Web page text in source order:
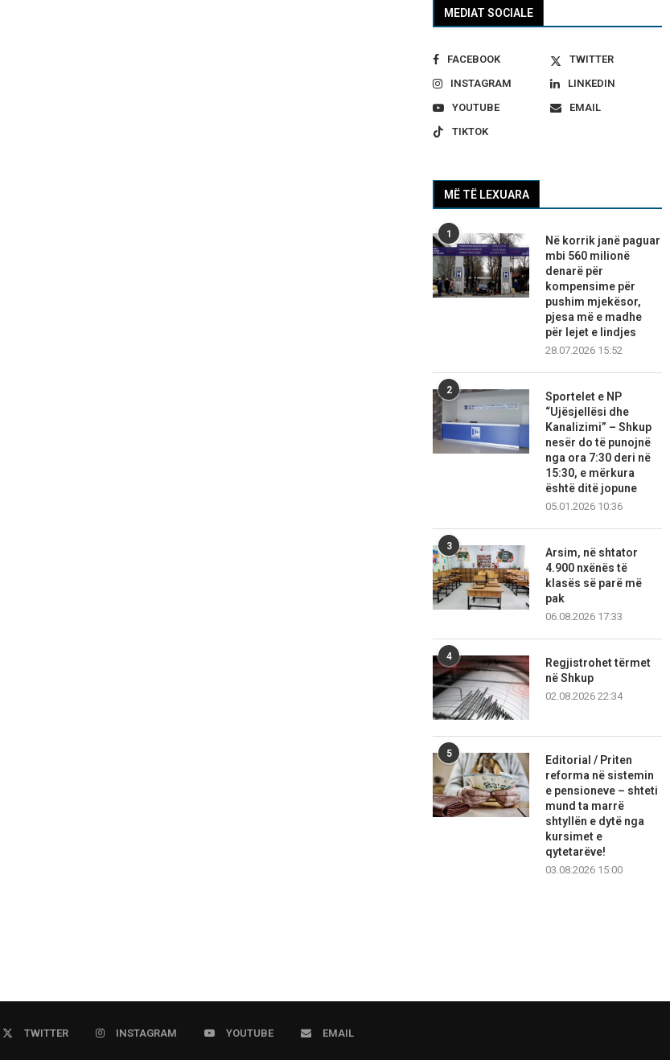
MEDIAT SOCIALE
FACEBOOK
TWITTER
INSTAGRAM
LINKEDIN
YOUTUBE
EMAIL
TIKTOK
MË TË LEXUARA
1
Në korrik janë paguar
mbi 560 milionë
denarë për
kompensime për
pushim mjekësor,
pjesa më e madhe
për lejet e lindjes
28.07.2026 15:52
2
Sportelet e NP
“Ujësjellësi dhe
Kanalizimi” – Shkup
nesër do të punojnë
nga ora 7:30 deri në
15:30, e mërkura
është ditë jopune
05.01.2026 10:36
3
Arsim, në shtator
4.900 nxënës të
klasës së parë më
pak
06.08.2026 17:33
4
Regjistrohet tërmet
në Shkup
02.08.2026 22:34
5
Editorial / Priten
reforma në sistemin
e pensioneve – shteti
mund ta marrë
shtyllën e dytë nga
kursimet e
qytetarëve!
03.08.2026 15:00
TWITTER INSTAGRAM YOUTUBE EMAIL